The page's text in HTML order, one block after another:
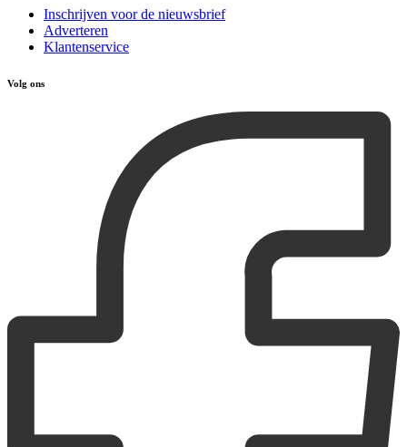
Inschrijven voor de nieuwsbrief
Adverteren
Klantenservice
Volg ons